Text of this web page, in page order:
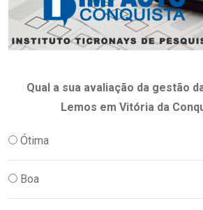
Qual a sua avaliação da gestão
Lemos em Vitória da
Ótima
Boa